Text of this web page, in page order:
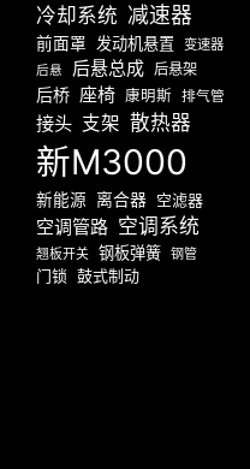
冷却系统 减速器
前面罩 发动机悬置 变速器
后悬 后悬总成 后悬架
后桥 座椅 康明斯 排气管
接头 支架 散热器
新M3000
新能源 离合器 空滤器
空调管路 空调系统
翘板开关 钢板弹簧 钢管
门锁 鼓式制动